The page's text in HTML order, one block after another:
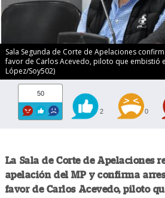
Sala Segunda de Corte de Apelaciones
favor de Carlos Acevedo, piloto que embistió
López/Soy502)
50
2 0
La Sala de Corte de Apelaciones
apelación del MP y confirma
favor de Carlos Acevedo, piloto